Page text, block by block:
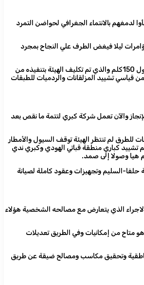
بالانتماء الجغرافي لحواضن التمرد
ليلا فيغض الطرف علي النجاح بمجرد
مسيرة الانجازات الهيئة الطرق الجسور بقيادة مديرها المهندس جعفر حسن خلال فترة الحرب يكفي أن نذكر علي سبيل المثال طريق الكرامة الدندر _الحواتة_قلع النحل-القضارف بطول 150كلم والذي تم تكليف الهيئة بتنفيذه من
قياسي تشييد المزلقانات والردميات للطبقات
(13) شركة طرق وجسور تحت المراقبة والضغط العالي للإنجاز والآن تعمل شركة كبري لتتمة ما نقص بعد
للطرق لم تنتظر الهيئة توقف السيول والأمطار
تشييد كباري منطقة قباتي الهودي وكبري ندي
هيا وصولا إلى صمد.
السليم وتجهيزات وعقود كاملة لصيانة
الذي يتعارض مع مصالحه الشخصية هؤلاء
متاح من إمكانيات وفي الطريق تعديلات
وتحقيق مكاسب ومصالح ضيقة عن طريق